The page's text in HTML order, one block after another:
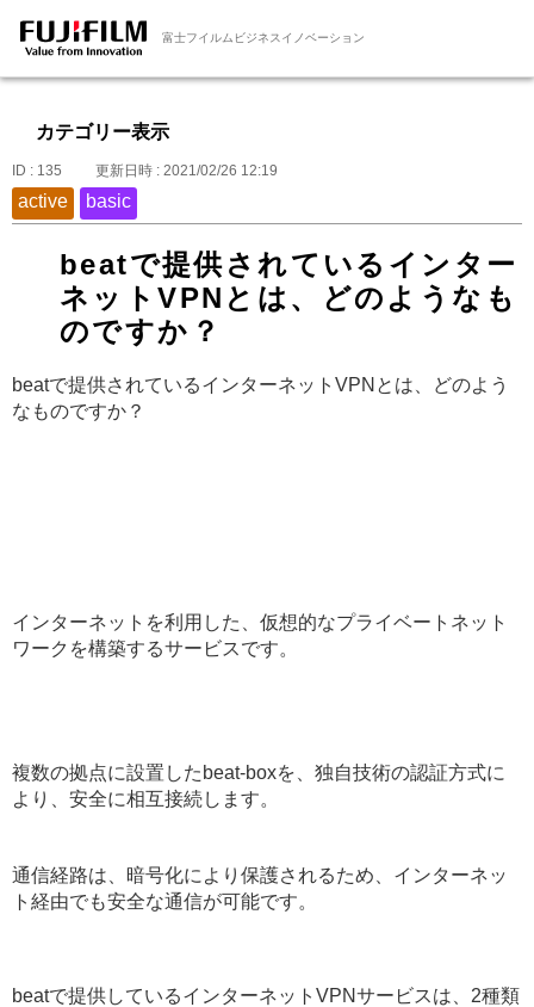
富士フイルムビジネスイノベーション
カテゴリー表示
ID : 135 更新日時 : 2021/02/26 12:19
active basic
beatで提供されているインター
ネットVPNとは、どのようなも
のですか？
beatで提供されているインターネットVPNとは、どのよう
なものですか？
インターネットを利用した、仮想的なプライベートネット
ワークを構築するサービスです。
複数の拠点に設置したbeat-boxを、独自技術の認証方式に
より、安全に相互接続します。
通信経路は、暗号化により保護されるため、インターネッ
ト経由でも安全な通信が可能です。
beatで提供しているインターネットVPNサービスは、2種類